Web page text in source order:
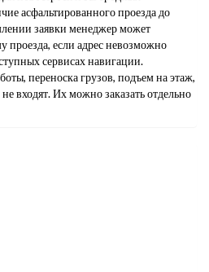
асфальтированного проезда до
заявки менеджер может
проезда, если адрес невозможно
сервисах навигации.
переноска грузов, подъем на этаж,
входят. Их можно заказать отдельно